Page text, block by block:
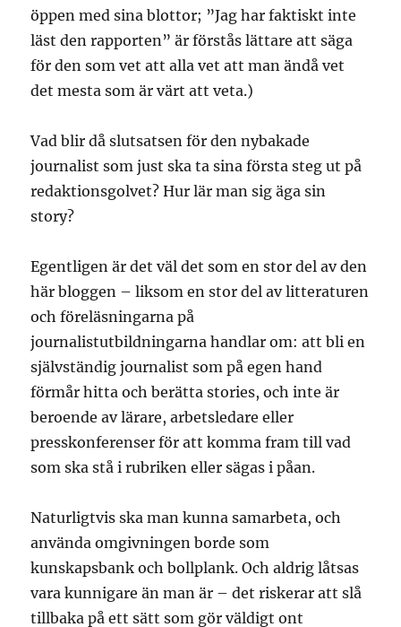
öppen med sina blottor; ”Jag har faktiskt inte
läst den rapporten” är förstås lättare att säga
för den som vet att alla vet att man ändå vet
det mesta som är värt att veta.)
Vad blir då slutsatsen för den nybakade
journalist som just ska ta sina första steg ut på
redaktionsgolvet? Hur lär man sig äga sin
story?
Egentligen är det väl det som en stor del av den
här bloggen – liksom en stor del av litteraturen
och föreläsningarna på
journalistutbildningarna handlar om: att bli en
självständig journalist som på egen hand
förmår hitta och berätta stories, och inte är
beroende av lärare, arbetsledare eller
presskonferenser för att komma fram till vad
som ska stå i rubriken eller sägas i påan.
Naturligtvis ska man kunna samarbeta, och
använda omgivningen borde som
kunskapsbank och bollplank. Och aldrig låtsas
vara kunnigare än man är – det riskerar att slå
tillbaka på ett sätt som gör väldigt ont